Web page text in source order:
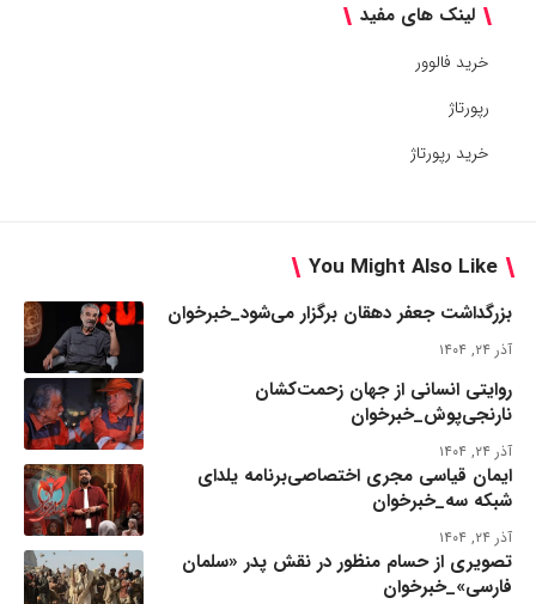
لینک های مفید
خرید فالوور
رپورتاژ
خرید رپورتاژ
You Might Also Like
بزرگداشت جعفر دهقان برگزار می‌شود_خبرخوان
آذر ۲۴, ۱۴۰۴
روایتی انسانی از جهان زحمت‌کشان
نارنجی‌پوش_خبرخوان
آذر ۲۴, ۱۴۰۴
ایمان قیاسی مجری اختصاصی‌برنامه یلدای
شبکه سه_خبرخوان
آذر ۲۴, ۱۴۰۴
تصویری از حسام منظور در نقش پدر «سلمان
فارسی»_خبرخوان